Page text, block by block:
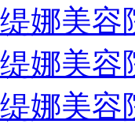
娜美容
娜美容
娜美